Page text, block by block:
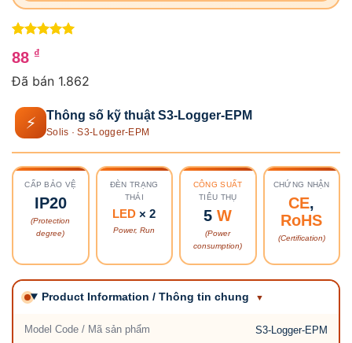
trên 5
dựa trên
88 ₫
Đã bán 1.862
⚡ Thông số kỹ thuật S3-Logger-EPM
Solis · S3-Logger-EPM
CẤP BẢO VỆ
IP20
(Protection
degree)
ĐÈN TRẠNG
THÁI
LED × 2
Power, Run
CÔNG SUẤT
TIÊU THỤ
5W
(Power
consumption)
CHỨNG NHẬN
CE,
RoHS
(Certification)
Product Information / Thông tin chung
Model Code / Mã sản phẩm S3-Logger-EPM